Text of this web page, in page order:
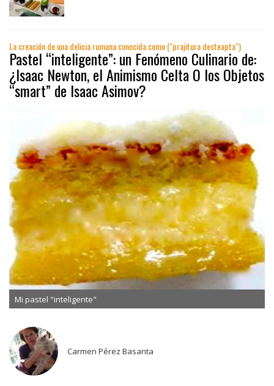
La creación de una delicia rumana conocida como ("prajitura desteapta")
Pastel “inteligente”: un Fenómeno Culinario de:
¿Isaac Newton, el Animismo Celta O los Objetos
“smart” de Isaac Asimov?
Mi pastel "inteligente"
Carmen Pérez Basanta